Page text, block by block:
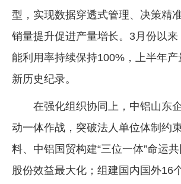
型，实现数据穿透式管理、决策精
销量提升促进产量增长。3月份以
能利用率持续保持100%，上半年产
新历史纪录。
在强化组织协同上，中铝山东
动一体作战，突破法人单位体制约
料、中铝国贸构建“三位一体”命运
股份效益最大化；组建国内国外16